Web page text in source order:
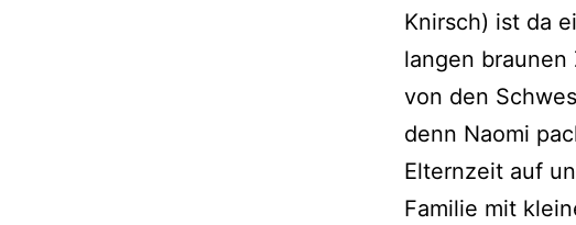
Knirsch) ist da
langen
von den
denn Naomi
Elternzeit auf
Familie mit